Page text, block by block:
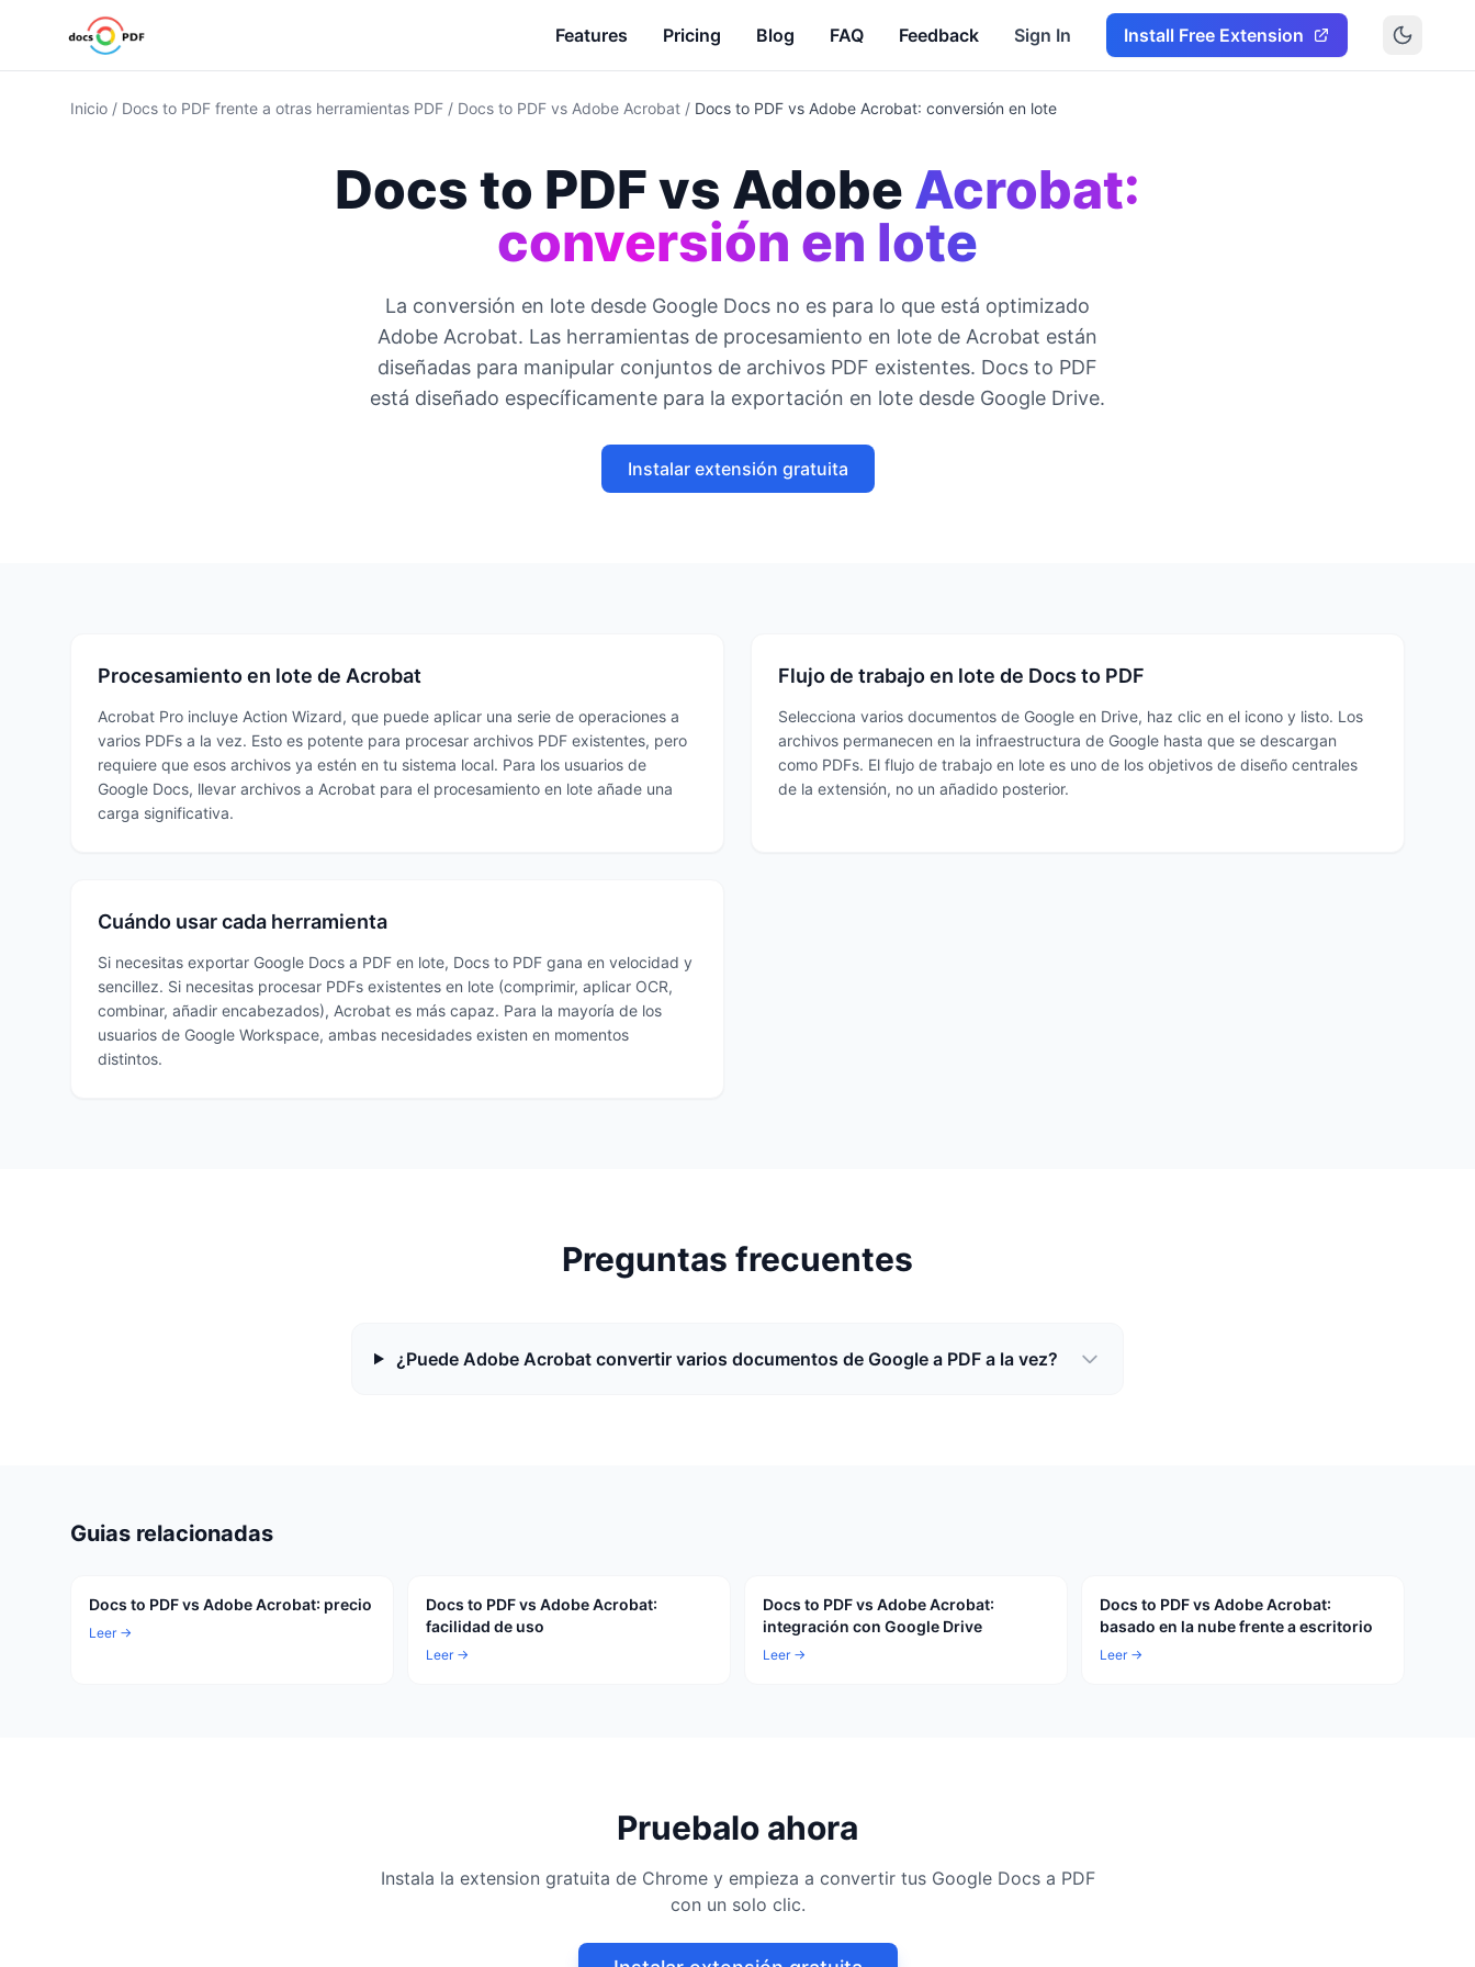
Features Pricing Blog FAQ Feedback Sign In Install Free Extension
Inicio / Docs to PDF frente a otras herramientas PDF / Docs to PDF vs Adobe Acrobat / Docs to PDF vs Adobe Acrobat: conversión en lote
Docs to PDF vs Adobe Acrobat:
conversión en lote
La conversión en lote desde Google Docs no es para lo que está optimizado
Adobe Acrobat. Las herramientas de procesamiento en lote de Acrobat están
diseñadas para manipular conjuntos de archivos PDF existentes. Docs to PDF
está diseñado específicamente para la exportación en lote desde Google Drive.
Instalar extensión gratuita
Procesamiento en lote de Acrobat
Acrobat Pro incluye Action Wizard, que puede aplicar una serie de operaciones a
varios PDFs a la vez. Esto es potente para procesar archivos PDF existentes, pero
requiere que esos archivos ya estén en tu sistema local. Para los usuarios de
Google Docs, llevar archivos a Acrobat para el procesamiento en lote añade una
carga significativa.
Flujo de trabajo en lote de Docs to PDF
Selecciona varios documentos de Google en Drive, haz clic en el icono y listo. Los
archivos permanecen en la infraestructura de Google hasta que se descargan
como PDFs. El flujo de trabajo en lote es uno de los objetivos de diseño centrales
de la extensión, no un añadido posterior.
Cuándo usar cada herramienta
Si necesitas exportar Google Docs a PDF en lote, Docs to PDF gana en velocidad y
sencillez. Si necesitas procesar PDFs existentes en lote (comprimir, aplicar OCR,
combinar, añadir encabezados), Acrobat es más capaz. Para la mayoría de los
usuarios de Google Workspace, ambas necesidades existen en momentos
distintos.
Preguntas frecuentes
¿Puede Adobe Acrobat convertir varios documentos de Google a PDF a la vez?
Guias relacionadas
Docs to PDF vs Adobe Acrobat: precio
Leer →
Docs to PDF vs Adobe Acrobat:
facilidad de uso
Leer →
Docs to PDF vs Adobe Acrobat:
integración con Google Drive
Leer →
Docs to PDF vs Adobe Acrobat:
basado en la nube frente a escritorio
Leer →
Pruebalo ahora
Instala la extension gratuita de Chrome y empieza a convertir tus Google Docs a PDF
con un solo clic.